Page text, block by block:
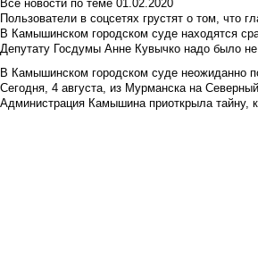
Все новости по теме 01.02.2020
Пользователи в соцсетях грустят о том, что
В Камышинском городском суде находятся
Депутату Госдумы Анне Кувычко надо было
В Камышинском городском суде неожиданно
Сегодня, 4 августа, из Мурманска на
Администрация Камышина приоткрыла тайну,